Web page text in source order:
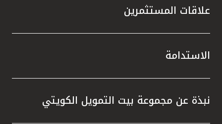
علاقات المستثمرين
الاستدامة
نبذة عن مجموعة بيت التمويل الكويتي